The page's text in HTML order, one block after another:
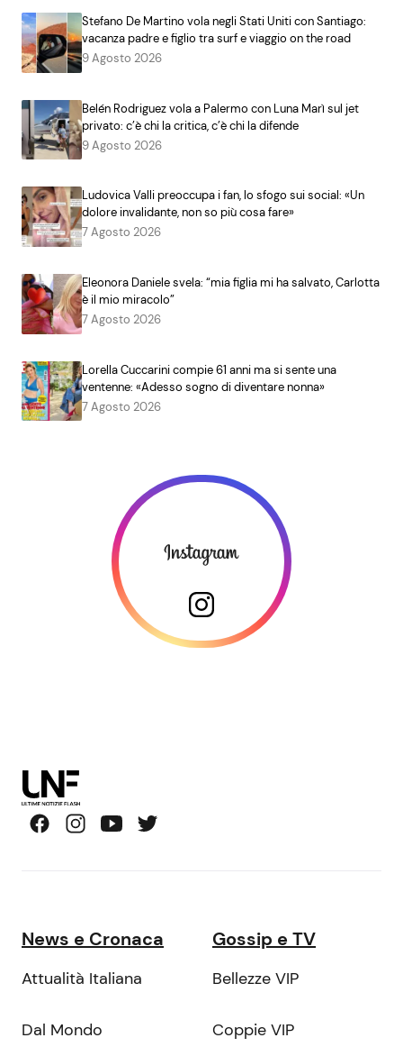
Stefano De Martino vola negli Stati Uniti con Santiago:
vacanza padre e figlio tra surf e viaggio on the road
9 Agosto 2026
Belén Rodriguez vola a Palermo con Luna Marì sul jet
privato: c’è chi la critica, c’è chi la difende
9 Agosto 2026
Ludovica Valli preoccupa i fan, lo sfogo sui social: «Un
dolore invalidante, non so più cosa fare»
7 Agosto 2026
Eleonora Daniele svela: “mia figlia mi ha salvato, Carlotta
è il mio miracolo”
7 Agosto 2026
Lorella Cuccarini compie 61 anni ma si sente una
ventenne: «Adesso sogno di diventare nonna»
7 Agosto 2026
News e Cronaca
Attualità Italiana
Dal Mondo
Gossip e TV
Bellezze VIP
Coppie VIP